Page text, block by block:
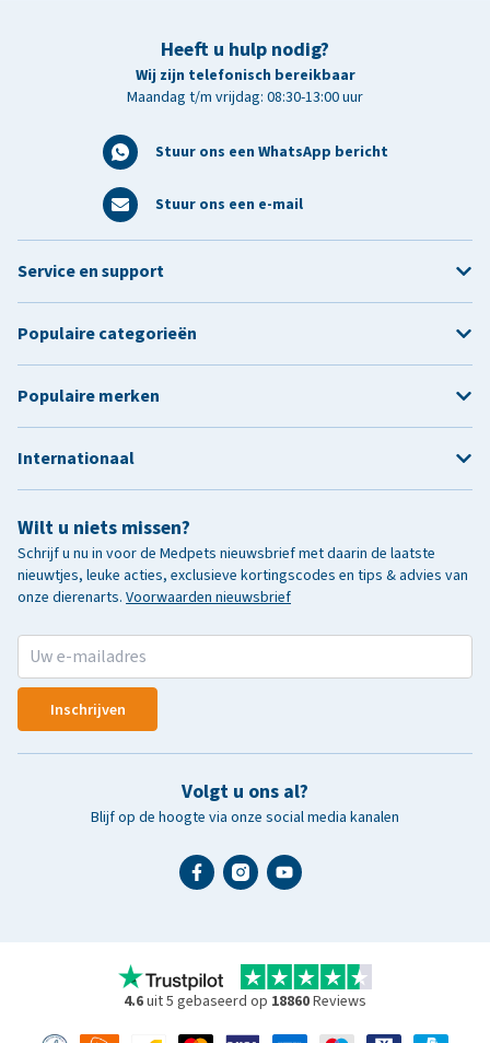
Heeft u hulp nodig?
Wij zijn telefonisch bereikbaar
Maandag t/m vrijdag: 08:30-13:00 uur
Stuur ons een WhatsApp bericht
Stuur ons een e-mail
Wilt u niets missen?
Schrijf u nu in voor de Medpets nieuwsbrief met daarin de laatste
nieuwtjes, leuke acties, exclusieve kortingscodes en tips & advies van
onze dierenarts. Voorwaarden nieuwsbrief
Inschrijven
Volgt u ons al?
Blijf op de hoogte via onze social media kanalen
Service en support
Populaire categorieën
Populaire merken
Internationaal
4.6uit 5 gebaseerd op 18860Reviews